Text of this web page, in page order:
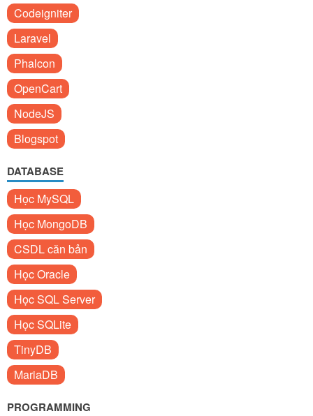
Codeigniter
Laravel
Phalcon
OpenCart
NodeJS
Blogspot
DATABASE
Học MySQL
Học MongoDB
CSDL căn bản
Học Oracle
Học SQL Server
Học SQLite
TinyDB
MariaDB
PROGRAMMING